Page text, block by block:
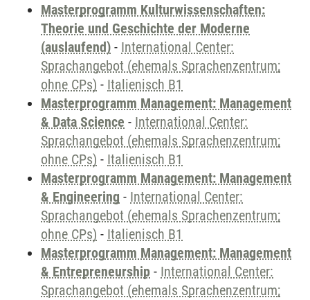
Masterprogramm Kulturwissenschaften:
Theorie und Geschichte der Moderne
(auslaufend) - International Center:
Sprachangebot (ehemals Sprachenzentrum;
ohne CPs) - Italienisch B1
Masterprogramm Management: Management
& Data Science - International Center:
Sprachangebot (ehemals Sprachenzentrum;
ohne CPs) - Italienisch B1
Masterprogramm Management: Management
& Engineering - International Center:
Sprachangebot (ehemals Sprachenzentrum;
ohne CPs) - Italienisch B1
Masterprogramm Management: Management
& Entrepreneurship - International Center:
Sprachangebot (ehemals Sprachenzentrum;